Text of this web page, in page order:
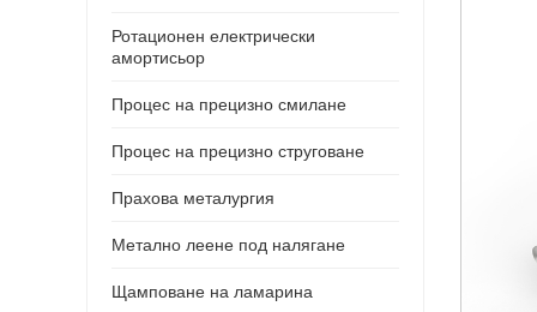
Ротационен електрически
амортисьор
Процес на прецизно смилане
Процес на прецизно струговане
Прахова металургия
Метално леене под налягане
Щамповане на ламарина